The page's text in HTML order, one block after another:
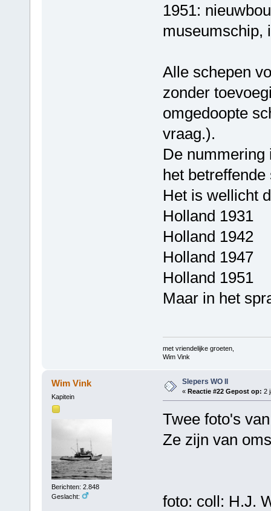
1951:
museumschip,
Alle schepen
zonder
omgedoopte
vraag.).
De nummering
het betreffende
Het is wellicht
Holland 1931
Holland 1942
Holland 1947
Holland 1951
Maar in het
met vriendelijke groeten,
Wim Vink
Wim Vink
Kapitein
Berichten: 2.848
Geslacht:
Slepers WO II
« Reactie #22 Gepost op: 2
Twee foto's
Ze zijn van
foto: coll: H.J.